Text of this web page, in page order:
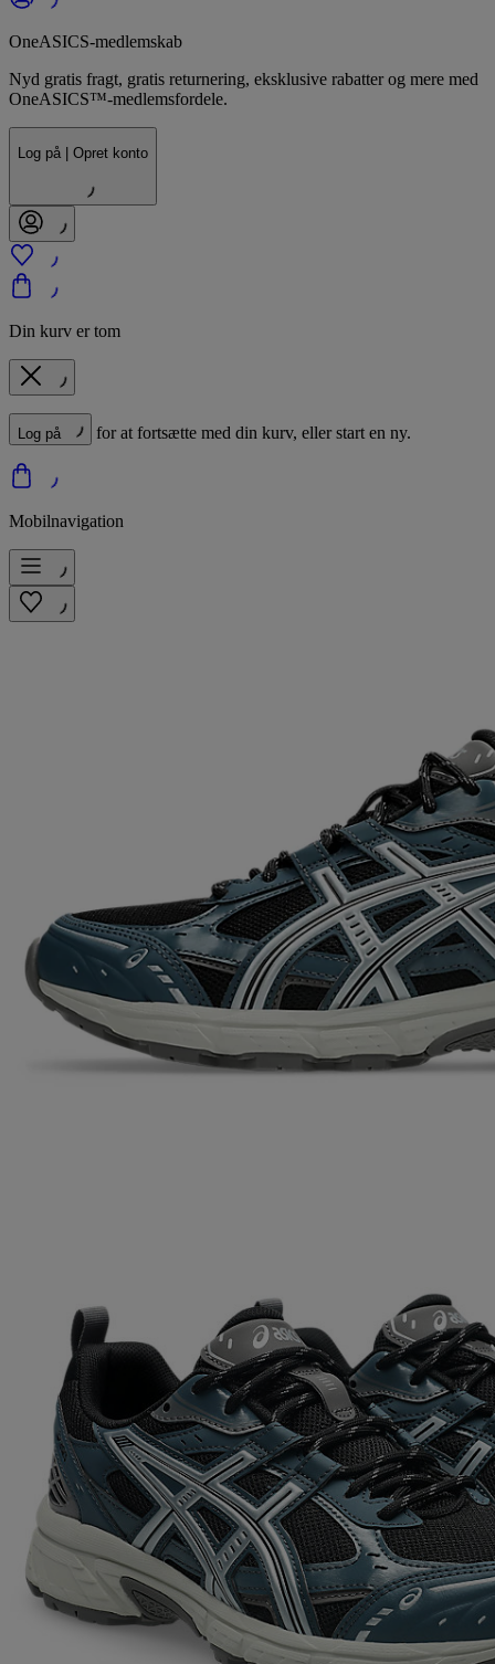
OneASICS-medlemskab
Nyd gratis fragt, gratis returnering, eksklusive rabatter og mere med
OneASICS™-medlemsfordele.
Log på | Opret konto
Din kurv er tom
Log på for at fortsætte med din kurv, eller start en ny.
Mobilnavigation